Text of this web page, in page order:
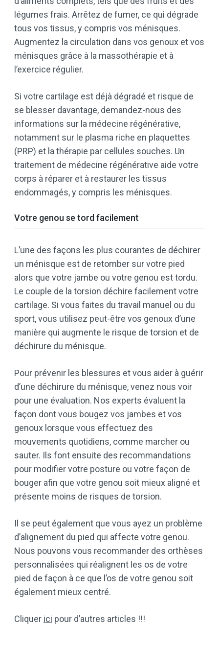
légumes frais. Arrêtez de fumer, ce qui dégrade
tous vos tissus, y compris vos ménisques.
Augmentez la circulation dans vos genoux et vos
ménisques grâce à la massothérapie et à
l’exercice régulier.
Si votre cartilage est déjà dégradé et risque de
se blesser davantage, demandez-nous des
informations sur la médecine régénérative,
notamment sur le plasma riche en plaquettes
(PRP) et la thérapie par cellules souches. Un
traitement de médecine régénérative aide votre
corps à réparer et à restaurer les tissus
endommagés, y compris les ménisques.
Votre genou se tord facilement
L’une des façons les plus courantes de déchirer
un ménisque est de retomber sur votre pied
alors que votre jambe ou votre genou est tordu.
Le couple de la torsion déchire facilement votre
cartilage. Si vous faites du travail manuel ou du
sport, vous utilisez peut-être vos genoux d’une
manière qui augmente le risque de torsion et de
déchirure du ménisque.
Pour prévenir les blessures et vous aider à guérir
d’une déchirure du ménisque, venez nous voir
pour une évaluation. Nos experts évaluent la
façon dont vous bougez vos jambes et vos
genoux lorsque vous effectuez des
mouvements quotidiens, comme marcher ou
sauter. Ils font ensuite des recommandations
pour modifier votre posture ou votre façon de
bouger afin que votre genou soit mieux aligné et
présente moins de risques de torsion.
Il se peut également que vous ayez un problème
d’alignement du pied qui affecte votre genou.
Nous pouvons vous recommander des orthèses
personnalisées qui réalignent les os de votre
pied de façon à ce que l’os de votre genou soit
également mieux centré.
Cliquer ici pour d’autres articles !!!